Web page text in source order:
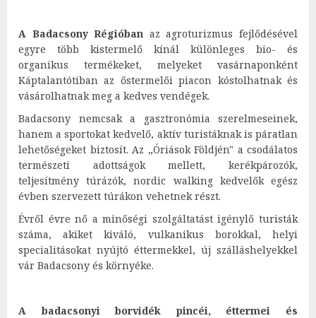
A Badacsony Régióban az agroturizmus fejlődésével
egyre több kistermelő kínál különleges bio- és
organikus termékeket, melyeket vasárnaponként
Káptalantótiban az őstermelői piacon kóstolhatnak és
vásárolhatnak meg a kedves vendégek.
Badacsony nemcsak a gasztronómia szerelmeseinek,
hanem a sportokat kedvelő, aktív turistáknak is páratlan
lehetőségeket biztosít. Az „Óriások Földjén" a csodálatos
természeti adottságok mellett, kerékpározók,
teljesítmény túrázók, nordic walking kedvelők egész
évben szervezett túrákon vehetnek részt.
Évről évre nő a minőségi szolgáltatást igénylő turisták
száma, akiket kiváló, vulkanikus borokkal, helyi
specialitásokat nyújtó éttermekkel, új szálláshelyekkel
vár Badacsony és környéke.
A badacsonyi borvidék pincéi, éttermei és